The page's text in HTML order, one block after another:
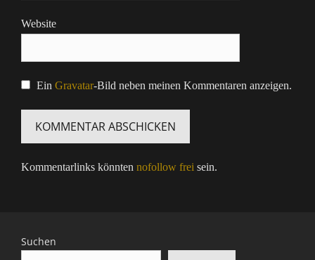
Website
Ein Gravatar-Bild neben meinen Kommentaren anzeigen.
Kommentarlinks könnten nofollow frei sein.
Suchen